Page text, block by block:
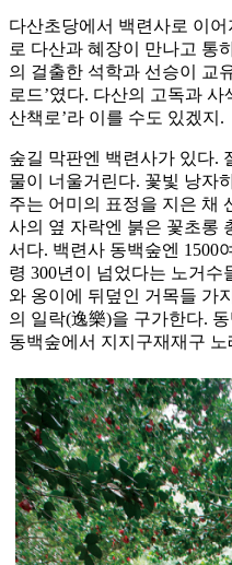
다산초당에서 백련사로 이
로 다산과 혜장이 만나고 통
의 걸출한 석학과 선승이 교
로드’였다. 다산의 고독과
산책로’라 이를 수도 있겠지.
숲길 막판엔 백련사가 있다.
물이 너울거린다. 꽃빛 낭자
주는 어미의 표정을 지은 채
사의 옆 자락엔 붉은 꽃초롱
서다. 백련사 동백숲엔 1500
령 300년이 넘었다는 노거수
와 옹이에 뒤덮인 거목들 가
의 일락(逸樂)을 구가한다.
동백숲에서 지지구재재구